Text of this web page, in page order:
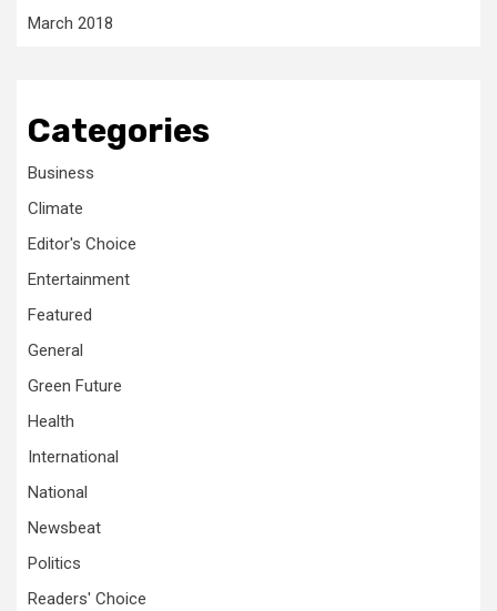
March 2018
Categories
Business
Climate
Editor's Choice
Entertainment
Featured
General
Green Future
Health
International
National
Newsbeat
Politics
Readers' Choice